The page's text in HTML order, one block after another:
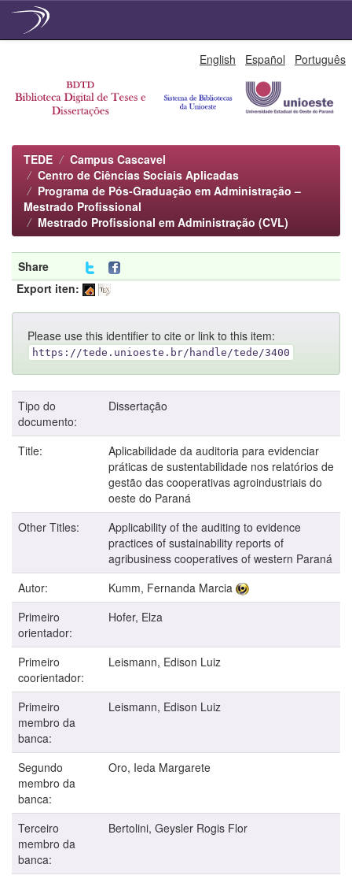
English Español Português
TEDE
Campus Cascavel
Centro de Ciências Sociais Aplicadas
Programa de Pós-Graduação em Administração –
Mestrado Profissional
Mestrado Profissional em Administração (CVL)
Share
Export iten:
Please use this identifier to cite or link to this item:
https://tede.unioeste.br/handle/tede/3400
Tipo do
documento:
Dissertação
Title:
Aplicabilidade da auditoria para evidenciar
práticas de sustentabilidade nos relatórios de
gestão das cooperativas agroindustriais do
oeste do Paraná
Other Titles:
Applicability of the auditing to evidence
practices of sustainability reports of
agribusiness cooperatives of western Paraná
Autor:
Kumm, Fernanda Marcia
Primeiro
orientador:
Hofer, Elza
Primeiro
coorientador:
Leismann, Edison Luiz
Primeiro
membro da
banca:
Leismann, Edison Luiz
Segundo
membro da
banca:
Oro, Ieda Margarete
Terceiro
membro da
banca:
Bertolini, Geysler Rogis Flor